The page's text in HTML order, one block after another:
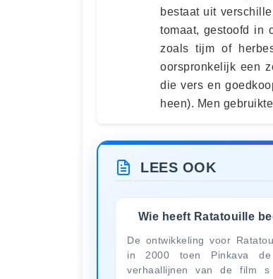
bestaat uit
tomaat, gestoofd in
zoals tijm of
oorspronkelijk een
die vers en
heen). Men
LEES OOK
Wie heeft Ratatouille
De ontwikkeling voor
in 2000 toen Pinkava de
verhaallijnen van de film s